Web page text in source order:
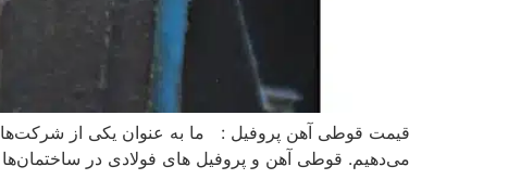
قیمت قوطی آهن پروفیل : ما به عنوان یکی از شرکت‌های
می‌دهیم. قوطی آهن و پروفیل های فولادی در